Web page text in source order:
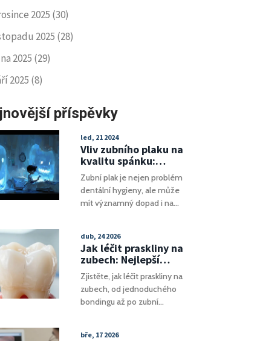
2025 (30)
2025 (28)
2025 (29)
2025 (8)
příspěvky
led, 21 2024
Vliv zubního plaku na
kvalitu spánku:
Prevence a řešení
Zubní plak je nejen problém
dentální hygieny, ale může
mít významný dopad i na
pohled na to, jak zubní plak
ovlivňuje náš spánek, proč se
tomuto problému věnovat a
jaké kroky podniknout k jeho
prevenci a řešení. Zabýváme
se také souvislostí mezi
zdravotními problémy, které
dub, 24 2026
Jak léčit praskliny na
zubech: Nejlepší
metody a prevence
Zjistěte, jak léčit praskliny na
zubech, od jednoduchého
bondingu až po zubní
bře, 17 2026